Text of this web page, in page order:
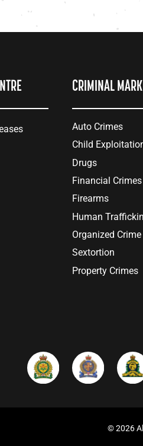
CRIMINAL
Auto Crimes
Child
Drugs
Financial Crimes
Firearms
Human
Organized Crime
Sextortion
Property Crimes
© 2026